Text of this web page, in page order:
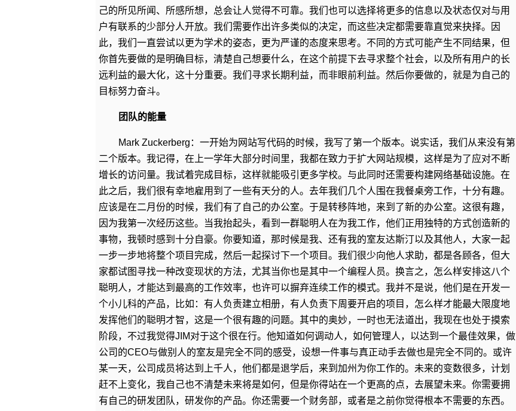
己的所见所闻、所感所想，总会让人觉得不可靠。我们也可以选择将更多的信息以及状态仅对与用
户有联系的少部分人开放。我们需要作出许多类似的决定，而这些决定都需要靠直觉来抉择。因
此，我们一直尝试以更为学术的姿态，更为严谨的态度来思考。不同的方式可能产生不同结果，但
你首先要做的是明确目标，清楚自己想要什么，在这个前提下去寻求整个社会，以及所有用户的长
远利益的最大化，这十分重要。我们寻求长期利益，而非眼前利益。然后你要做的，就是为自己的
目标努力奋斗。
团队的能量
Mark Zuckerberg：一开始为网站写代码的时候，我写了第一个版本。说实话，我们从来没有第
二个版本。我记得，在上一学年大部分时间里，我都在致力于扩大网站规模，这样是为了应对不断
增长的访问量。我试着完成目标，这样就能吸引更多学校。与此同时还需要构建网络基础设施。在
此之后，我们很有幸地雇用到了一些有天分的人。去年我们几个人围在我餐桌旁工作，十分有趣。
应该是在二月份的时候，我们有了自己的办公室。于是转移阵地，来到了新的办公室。这很有趣，
因为我第一次经历这些。当我抬起头，看到一群聪明人在为我工作，他们正用独特的方式创造新的
事物，我顿时感到十分自豪。你要知道，那时候是我、还有我的室友达斯汀以及其他人，大家一起
一步一步地将整个项目完成，然后一起探讨下一个项目。我们很少向他人求助，都是各顾各，但大
家都试图寻找一种改变现状的方法，尤其当你也是其中一个编程人员。换言之，怎么样安排这八个
聪明人，才能达到最高的工作效率，也许可以摒弃连续工作的模式。我并不是说，他们是在开发一
个小儿科的产品，比如：有人负责建立相册，有人负责下周要开启的项目，怎么样才能最大限度地
发挥他们的聪明才智，这是一个很有趣的问题。其中的奥妙，一时也无法道出，我现在也处于摸索
阶段，不过我觉得JIM对于这个很在行。他知道如何调动人，如何管理人，以达到一个最佳效果，做
公司的CEO与做别人的室友是完全不同的感受，设想一件事与真正动手去做也是完全不同的。或许
某一天，公司成员将达到上千人，他们都是退学后，来到加州为你工作的。未来的变数很多，计划
赶不上变化，我自己也不清楚未来将是如何，但是你得站在一个更高的点，去展望未来。你需要拥
有自己的研发团队，研发你的产品。你还需要一个财务部，或者是之前你觉得根本不需要的东西。